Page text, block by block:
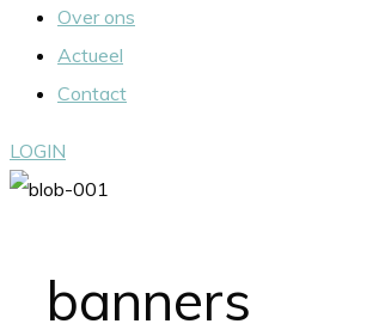
Over ons
Actueel
Contact
LOGIN
banners